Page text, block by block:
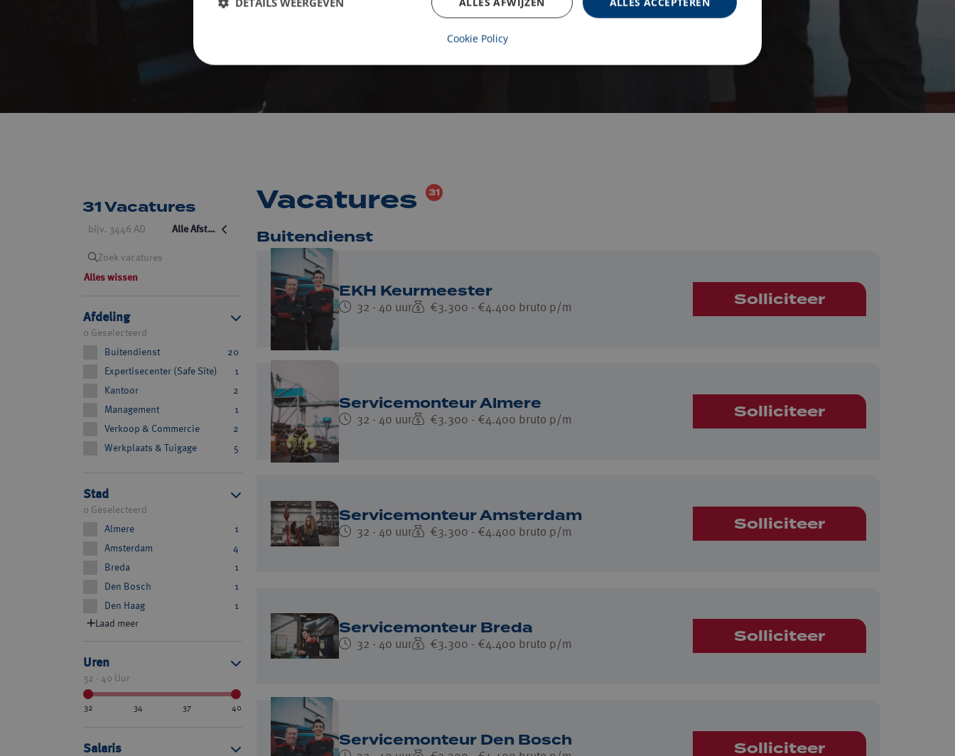
31 Vacatures
bijv. 3446 AD Alle Afstanden
Zoek vacatures
Alles wissen
Afdeling
0 Geselecteerd
Buitendienst
20
Expertisecenter (Safe Site)
1
Kantoor
2
Management
1
Verkoop & Commercie
2
Werkplaats & Tuigage
5
Stad
0 Geselecteerd
Almere
1
Amsterdam
4
Breda
1
Den Bosch
1
Den Haag
1
Laad meer
Uren
32 - 40 Uur
32 34 37 40
Salaris
Vacatures 31
Buitendienst
EKH Keurmeester
32 - 40 uur €3.300 - €4.400 bruto p/m Solliciteer
Servicemonteur Almere
32 - 40 uur €3.300 - €4.400 bruto p/m Solliciteer
Servicemonteur Amsterdam
32 - 40 uur €3.300 - €4.400 bruto p/m Solliciteer
Servicemonteur Breda
32 - 40 uur €3.300 - €4.400 bruto p/m Solliciteer
Servicemonteur Den Bosch Solliciteer
Cookie Policy